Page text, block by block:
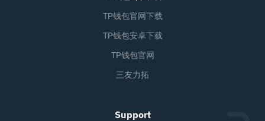
TP钱包官网下载
TP钱包安卓下载
TP钱包官网
三友力拓
Support